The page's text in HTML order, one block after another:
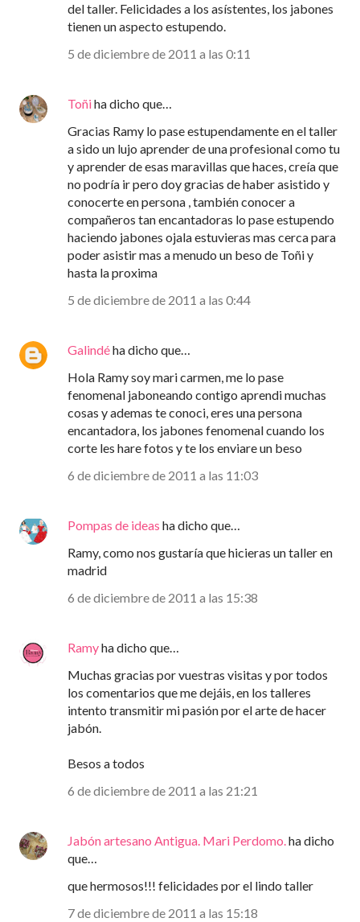
del taller. Felicidades a los asístentes, los jabones
tienen un aspecto estupendo.
5 de diciembre de 2011 a las 0:11
Toñiha dicho que…
Gracias Ramy lo pase estupendamente en el taller
a sido un lujo aprender de una profesional como tu
y aprender de esas maravillas que haces, creía que
no podría ir pero doy gracias de haber asistido y
conocerte en persona , también conocer a
compañeros tan encantadoras lo pase estupendo
haciendo jabones ojala estuvieras mas cerca para
poder asistir mas a menudo un beso de Toñi y
hasta la proxima
5 de diciembre de 2011 a las 0:44
Galindéha dicho que…
Hola Ramy soy mari carmen, me lo pase
fenomenal jaboneando contigo aprendi muchas
cosas y ademas te conoci, eres una persona
encantadora, los jabones fenomenal cuando los
corte les hare fotos y te los enviare un beso
6 de diciembre de 2011 a las 11:03
Pompas de ideas ha dicho que…
Ramy, como nos gustaría que hicieras un taller en
madrid
6 de diciembre de 2011 a las 15:38
Ramyha dicho que…
Muchas gracias por vuestras visitas y por todos
los comentarios que me dejáis, en los talleres
intento transmitir mi pasión por el arte de hacer
jabón.
Besos a todos
6 de diciembre de 2011 a las 21:21
Jabón artesano Antigua. Mari Perdomo.ha dicho
que…
que hermosos!!! felicidades por el lindo taller
7 de diciembre de 2011 a las 15:18